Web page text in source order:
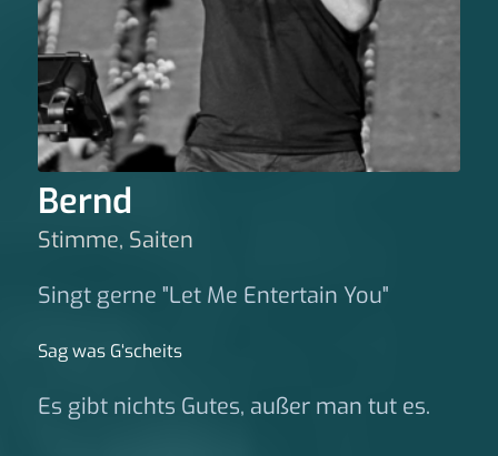
Bernd
Stimme, Saiten
Singt gerne "Let Me Entertain You"
Sag was G‘scheits
Es gibt nichts Gutes, außer man tut es.